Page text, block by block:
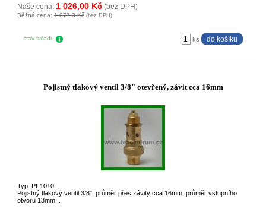
Naše cena: 1 026,00 Kč (bez DPH)
Běžná cena: 1 077,3 Kč (bez DPH)
stav skladu ks
Pojistný tlakový ventil 3/8" otevřený, závit cca 16mm
Typ: PF1010
Pojistný tlakový ventil 3/8", průměr přes závity cca 16mm, průměr vstupního
otvoru 13mm...